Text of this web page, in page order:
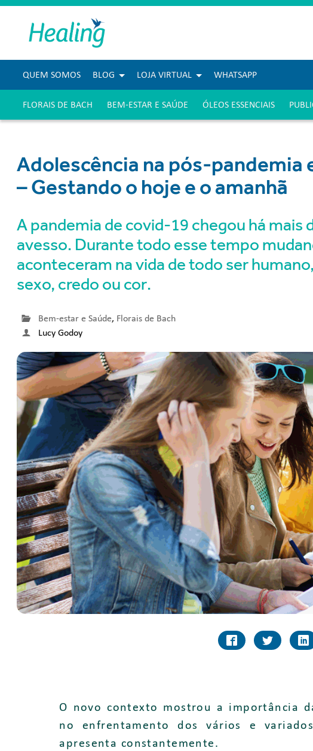
QUEM SOMOS BLOG LOJA VIRTUAL WHATSAPP
FLORAIS DE BACH BEM-ESTAR E SAÚDE ÓLEOS ESSENCIAIS
Adolescência na pós-pandemia
– Gestando o hoje e o amanhã
A pandemia de covid-19 chegou há mais
avesso. Durante todo esse tempo
aconteceram na vida de todo ser
sexo, credo ou cor.
Bem-estar e Saúde, Florais de Bach
Lucy Godoy
O novo contexto mostrou a importância da
no enfrentamento dos vários e
apresenta constantemente.